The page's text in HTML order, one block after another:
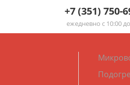
+7 (351) 750-
ежедневно с 10:00